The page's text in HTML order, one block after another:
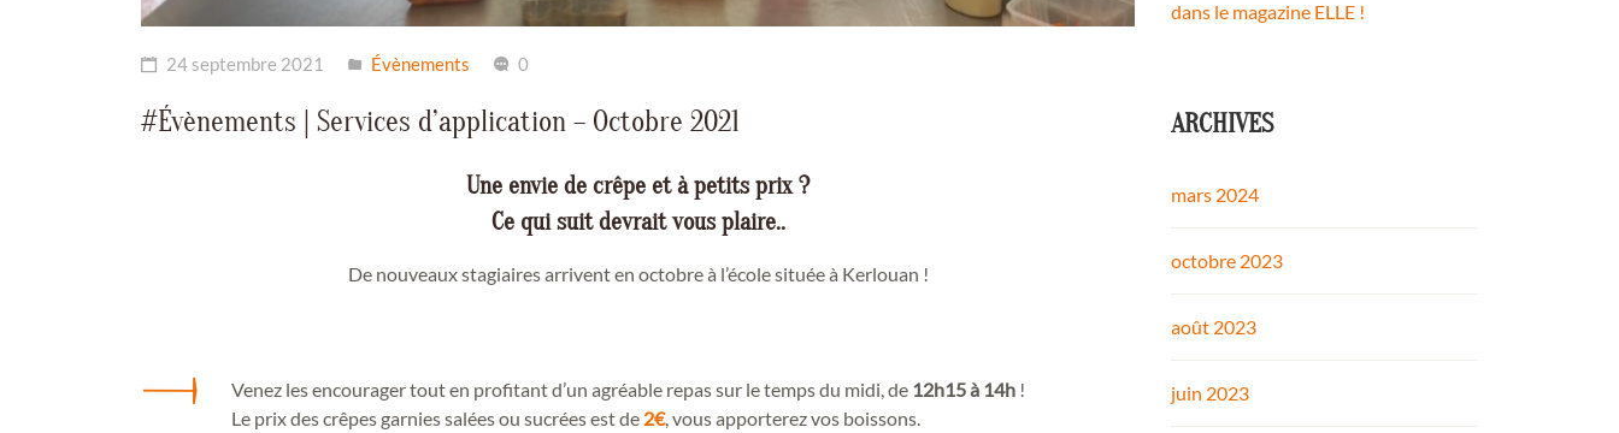
24 septembre 2021 Évènements 0
#Évènements | Services d’application – Octobre 2021
Une envie de crêpe et à petits prix ?
Ce qui suit devrait vous plaire..
De nouveaux stagiaires arrivent en octobre à l’école située à Kerlouan !
Venez les encourager tout en profitant d’un agréable repas sur le temps du midi, de 12h15 à 14h !
Le prix des crêpes garnies salées ou sucrées est de 2€, vous apporterez vos boissons.
dans le magazine ELLE !
ARCHIVES
mars 2024
octobre 2023
août 2023
juin 2023